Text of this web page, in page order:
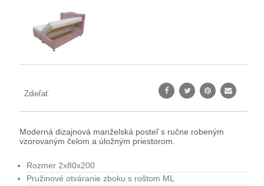
Zdieľať
Moderná dizajnová manželská posteľ s ručne robeným
vzorovaným čelom a úložným priestorom.
Rozmer 2x80x200
Pružinové otváranie zboku s roštom ML